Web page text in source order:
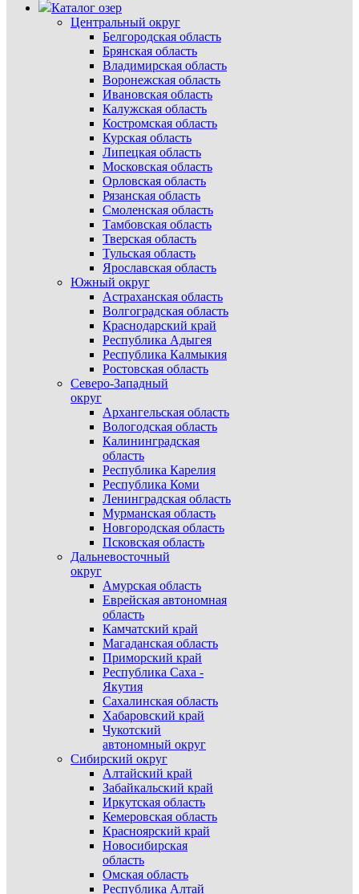
Каталог озер
Центральный округ
Белгородская область
Брянская область
Владимирская область
Воронежская область
Ивановская область
Калужская область
Костромская область
Курская область
Липецкая область
Московская область
Орловская область
Рязанская область
Смоленская область
Тамбовская область
Тверская область
Тульская область
Ярославская область
Южный округ
Астраханская область
Волгоградская область
Краснодарский край
Республика Адыгея
Республика Калмыкия
Ростовская область
Северо-Западный
округ
Архангельская область
Вологодская область
Калининградская
область
Республика Карелия
Республика Коми
Ленинградская область
Мурманская область
Новгородская область
Псковская область
Дальневосточный
округ
Амурская область
Еврейская автономная
область
Камчатский край
Магаданская область
Приморский край
Республика Саха -
Якутия
Сахалинская область
Хабаровский край
Чукотский
автономный округ
Сибирский округ
Алтайский край
Забайкальский край
Иркутская область
Кемеровская область
Красноярский край
Новосибирская
область
Омская область
Республика Алтай